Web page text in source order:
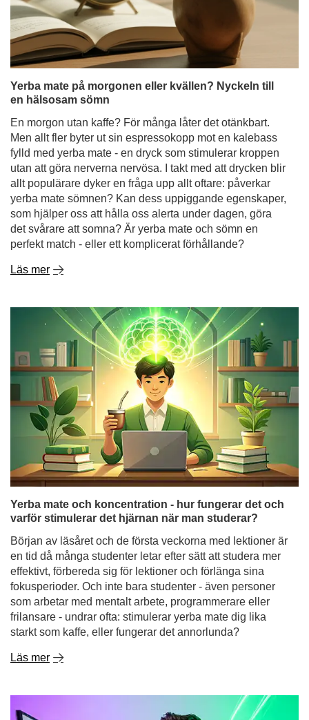
En morgon utan kaffe? För många låter det otänkbart.
Men allt fler byter ut sin espressokopp mot en kalebass
fylld med yerba mate - en dryck som stimulerar kroppen
utan att göra nerverna nervösa. I takt med att drycken blir
yerba mate sömnen? Kan dess uppiggande egenskaper,
som hjälper oss att hålla oss alerta under dagen, göra
det svårare att somna? Är yerba mate och sömn en
perfekt match - eller ett komplicerat förhållande?
Läs mer
Yerba mate och koncentration - hur fungerar det och
varför stimulerar det hjärnan när man studerar?
Början av läsåret och de första veckorna med lektioner är
en tid då många studenter letar efter sätt att studera mer
effektivt, förbereda sig för lektioner och förlänga sina
fokusperioder. Och inte bara studenter - även personer
frilansare - undrar ofta: stimulerar yerba mate dig lika
starkt som kaffe, eller fungerar det annorlunda?
Läs mer